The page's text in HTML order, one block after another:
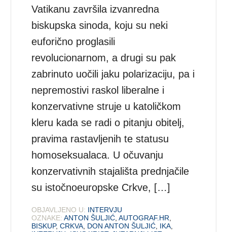
Vatikanu završila izvanredna
biskupska sinoda, koju su neki
euforično proglasili
revolucionarnom, a drugi su pak
zabrinuto uočili jaku polarizaciju, pa i
nepremostivi raskol liberalne i
konzervativne struje u katoličkom
kleru kada se radi o pitanju obitelj,
pravima rastavljenih te statusu
homoseksualaca. U očuvanju
konzervativnih stajališta prednjačile
su istočnoeuropske Crkve, […]
OBJAVLJENO U: INTERVJU
OZNAKE: ANTON ŠULJIĆ ,AUTOGRAF.HR
BISKUP,CRKVA DON ANTON ŠULJIĆ IKA